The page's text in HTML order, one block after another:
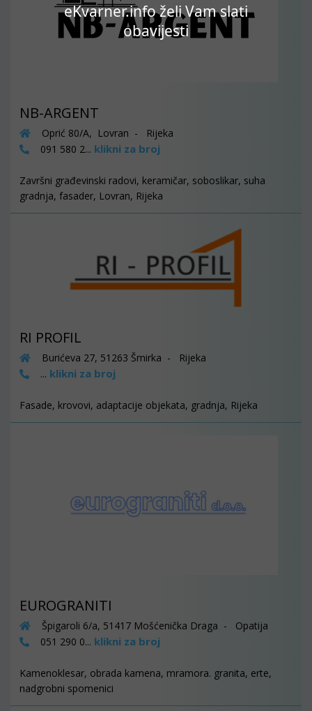
eKvarner.info želi Vam slati
obavijesti
NB-ARGENT
Oprić 80/A, Lovran - Rijeka
091 580 2... klikni za broj
Završni građevinski radovi, keramičar, soboslikar, suha
gradnja, fasader, Lovran, Rijeka
RI PROFIL
Burićeva 27, 51263 Šmirka - Rijeka
... klikni za broj
Fasade, krovovi, adaptacije objekata, gradnja, Rijeka
EUROGRANITI
Špigaroli 6/a, 51417 Mošćenička Draga - Opatija
051 290 0... klikni za broj
Kamenoklesar, obrada kamena, mramora. granita, erte,
nadgrobni spomenici